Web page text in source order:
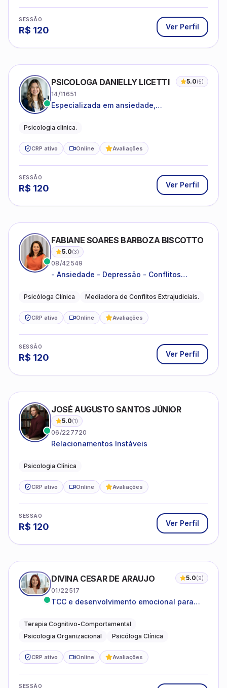
SESSÃO
R$ 120 Ver Perfil
PSICOLOGA DANIELLY LICETTI 5.0(5)
14/11651
Especializada em ansiedade,
Psicologia clinica.
CRP ativo Online Avaliações
SESSÃO
R$ 120 Ver Perfil
FABIANE SOARES BARBOZA BISCOTTO
5.0(3)
08/42549
- Ansiedade - Depressão - Conflitos
relacionamentos - Autoestima -
Psicóloga Clínica Mediadora de Conflitos Extrajudiciais.
CRP ativo Online Avaliações
SESSÃO
R$ 120 Ver Perfil
JOSÉ AUGUSTO SANTOS JÚNIOR
5.0(1)
06/227720
Relacionamentos Instáveis
Psicologia Clínica
CRP ativo Online Avaliações
SESSÃO
R$ 120 Ver Perfil
DIVINA CESAR DE ARAUJO 5.0(9)
01/22517
TCC e desenvolvimento emocional para
Terapia Cognitivo-Comportamental
Psicologia Organizacional
Psicóloga Clínica
CRP ativo Online Avaliações
SESSÃO